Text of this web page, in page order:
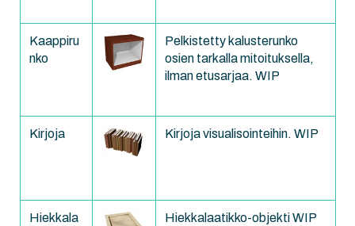
Kaappiru
nko
Pelkistetty kalusterunko
osien tarkalla mitoituksella,
ilman etusarjaa. WIP
Kirjoja Kirjoja visualisointeihin. WIP
Hiekkala
Hiekkalaatikko-objekti WIP